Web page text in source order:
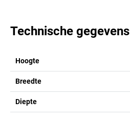
Technische gegevens
Hoogte
Breedte
Diepte